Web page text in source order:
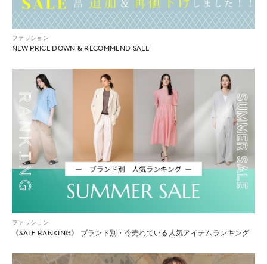
ファッション
NEW PRICE DOWN & RECOMMEND SALE
ファッション
《SALE RANKING》 ブランド別・今売れている人気アイテムランキング